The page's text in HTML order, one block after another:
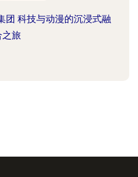
团 科技与动漫的沉浸式融
之旅